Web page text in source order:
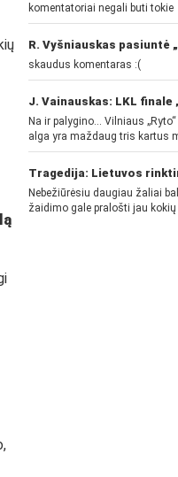
komentatoriai negali buti tokie
skaudus komentaras :(
Na ir palygino... Vilniaus
alga yra maždaug tris kartus
„Žalgirio“... Mokama už
gerų žaidėjų...
Nebežiūrėsiu daugiau žaliai
žaidimo gale pralošti jau